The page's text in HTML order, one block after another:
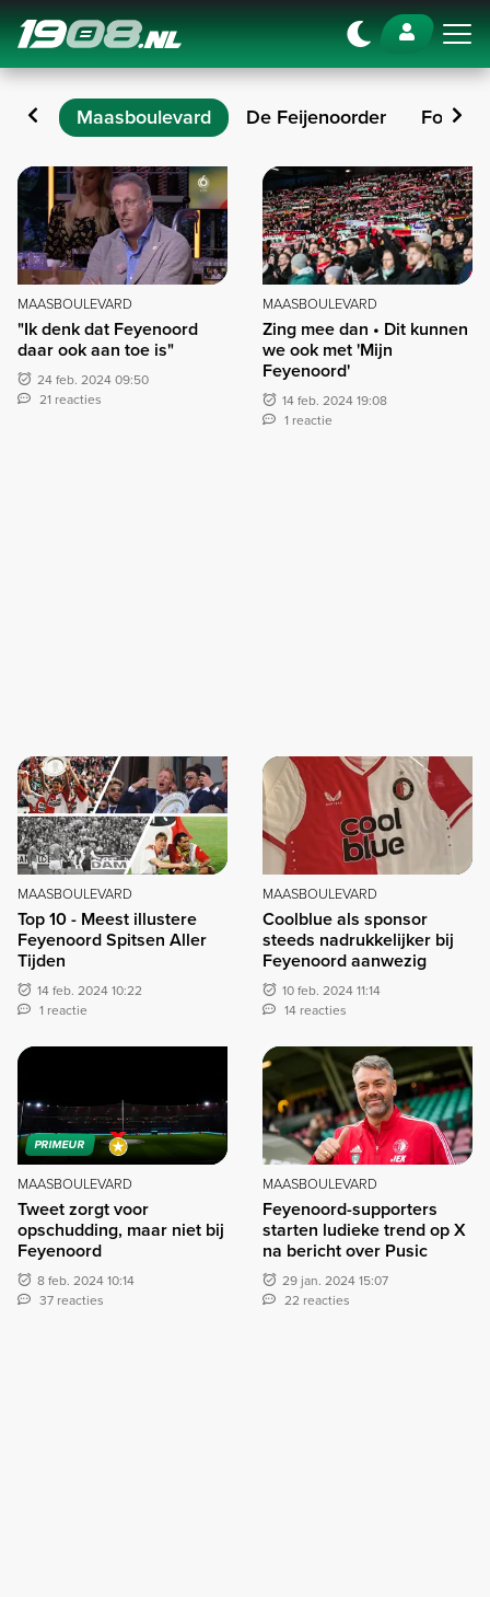
Navigation
Maasboulevard De Feijenoorder
Maasboulevard
MAASBOULEVARD
"Ik denk dat Feyenoord
daar ook aan toe is"
24 feb. 2024 09:50
21 reacties
MAASBOULEVARD
Zing mee dan • Dit kunnen
we ook met 'Mijn
Feyenoord'
14 feb. 2024 19:08
1 reactie
MAASBOULEVARD
Top 10 - Meest illustere
Feyenoord Spitsen Aller
Tijden
14 feb. 2024 10:22
1 reactie
MAASBOULEVARD
Coolblue als sponsor
steeds nadrukkelijker bij
Feyenoord aanwezig
10 feb. 2024 11:14
14 reacties
PRIMEUR
MAASBOULEVARD
Tweet zorgt voor
opschudding, maar niet bij
Feyenoord
8 feb. 2024 10:14
37 reacties
MAASBOULEVARD
Feyenoord-supporters
starten ludieke trend op X
na bericht over Pusic
29 jan. 2024 15:07
22 reacties